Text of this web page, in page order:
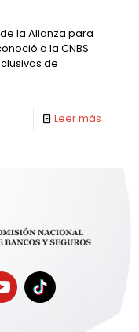
la Alianza para
a la CNBS
de
Leer más